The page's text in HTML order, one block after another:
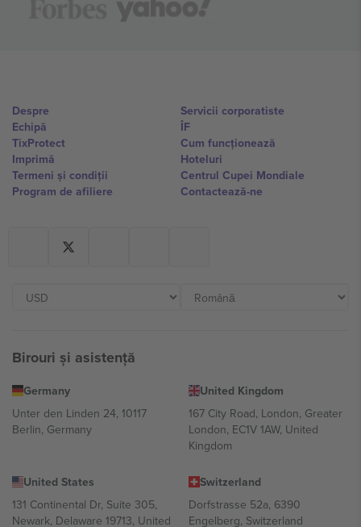
Despre
Echipă
TixProtect
Imprimă
Termeni și condiții
Program de afiliere
Servicii corporatiste
ÎF
Cum funcționează
Hoteluri
Centrul Cupei Mondiale
Contactează-ne
Birouri și asistență
Germany
Unter den Linden 24, 10117
Berlin, Germany
United Kingdom
167 City Road, London, Greater
London, EC1V 1AW, United
Kingdom
United States
131 Continental Dr, Suite 305,
Newark, Delaware 19713, United
Switzerland
Dorfstrasse 52a, 6390
Engelberg, Switzerland